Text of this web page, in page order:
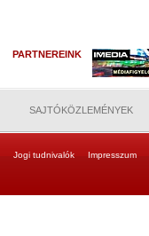
PARTNEREINK
SAJTÓKÖZLEMÉNYEK
Jogi tudnivalók Impresszum